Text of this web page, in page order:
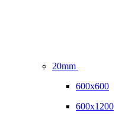
20mm
600x600
600x1200